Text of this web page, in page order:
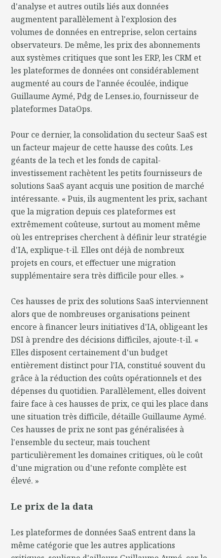
d'analyse et autres outils liés aux données
augmentent parallèlement à l'explosion des
volumes de données en entreprise, selon certains
observateurs. De même, les prix des abonnements
aux systèmes critiques que sont les ERP, les CRM et
les plateformes de données ont considérablement
augmenté au cours de l'année écoulée, indique
Guillaume Aymé, Pdg de Lenses.io, fournisseur de
plateformes DataOps.
Pour ce dernier, la consolidation du secteur SaaS est
un facteur majeur de cette hausse des coûts. Les
géants de la tech et les fonds de capital-
investissement rachètent les petits fournisseurs de
solutions SaaS ayant acquis une position de marché
intéressante. « Puis, ils augmentent les prix, sachant
que la migration depuis ces plateformes est
extrêmement coûteuse, surtout au moment même
où les entreprises cherchent à définir leur stratégie
d'IA, explique-t-il. Elles ont déjà de nombreux
projets en cours, et effectuer une migration
supplémentaire sera très difficile pour elles. »
Ces hausses de prix des solutions SaaS interviennent
alors que de nombreuses organisations peinent
encore à financer leurs initiatives d'IA, obligeant les
DSI à prendre des décisions difficiles, ajoute-t-il. «
Elles disposent certainement d'un budget
entièrement distinct pour l'IA, constitué souvent du
grâce à la réduction des coûts opérationnels et des
dépenses du quotidien. Parallèlement, elles doivent
faire face à ces hausses de prix, ce qui les place dans
une situation très difficile, détaille Guillaume Aymé.
Ces hausses de prix ne sont pas généralisées à
l'ensemble du secteur, mais touchent
particulièrement les domaines critiques, où le coût
d'une migration ou d'une refonte complète est
élevé. »
Le prix de la data
Les plateformes de données SaaS entrent dans la
même catégorie que les autres applications